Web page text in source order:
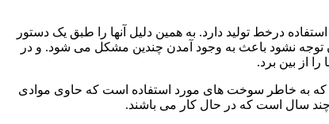
درخط تولید دارد. به همین دلیل آنها را طبق یک دستور
توجه نشود باعث به وجود آمدن چندین مشکل می شود. و در
از بین برد.
که به خاطر سوخت های مورد استفاده است که حاوی موادی
چند سال است که در حال کار می باشند.